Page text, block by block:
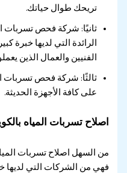
تريحك طوال حياتك.
ثانيًا: شركة فحص تسربات
الرائدة التي لديها خبرة
الفنيين والعمال الذين
ثالثًا: شركة فحص تسربات
على كافة الأجهزة الحديثة.
اصلاح تسربات المياه
من السهل اصلاح تسربات
فهي من الشركات التي لديها